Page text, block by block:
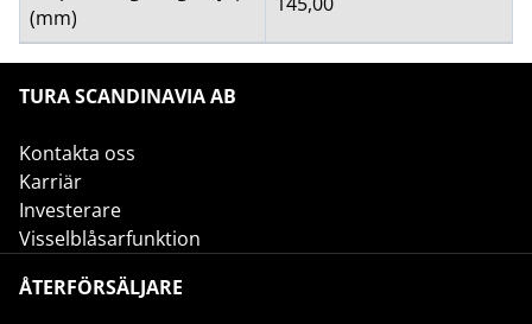
(mm)
TURA SCANDINAVIA AB
Kontakta oss
Karriär
Investerare
Visselblåsarfunktion
ÅTERFÖRSÄLJARE